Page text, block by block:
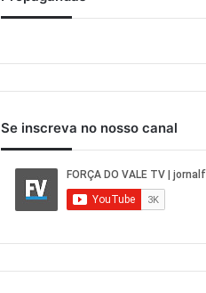
Se inscreva no nosso canal